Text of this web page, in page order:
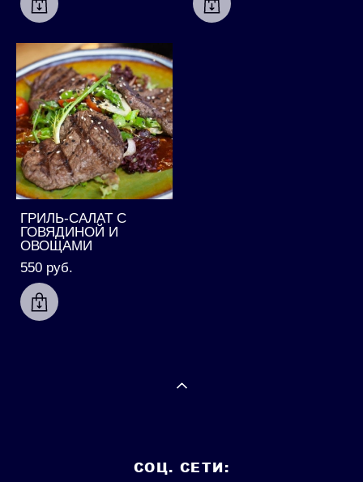
ГРИЛЬ-САЛАТ С
ГОВЯДИНОЙ И
ОВОЩАМИ
550 pуб.
СОЦ. СЕТИ: